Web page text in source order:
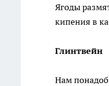
Ягоды
кипения в
Глинтвейн
Нам